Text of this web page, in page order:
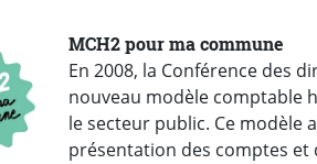
MCH2 pour ma commune
En 2008, la Conférence des
nouveau modèle comptable
le secteur public. Ce modèle
présentation des comptes